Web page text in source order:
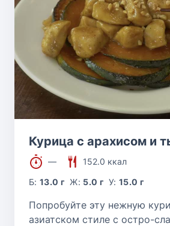
Курица с арахисом и
—
152.0 ккал
Б:13.0 г Ж: 5.0 г У:15.0 г
Попробуйте эту нежную
азиатском стиле с остро-